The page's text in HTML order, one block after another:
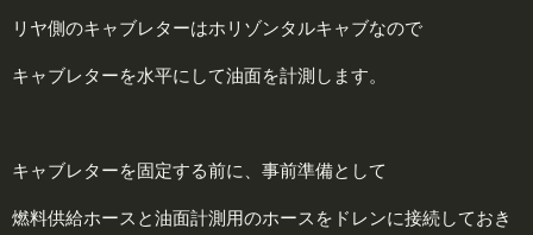
リヤ側のキャブレターはホリゾンタルキャブなので
キャブレターを水平にして油面を計測します。
キャブレターを固定する前に、事前準備として
燃料供給ホースと油面計測用のホースをドレンに接続しておき